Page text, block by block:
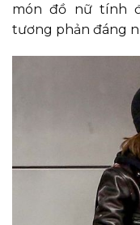
món đồ nữ tính
tương phản đáng